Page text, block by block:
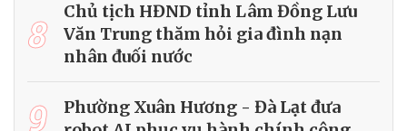
8
Chủ tịch HĐND tỉnh Lâm Đồng Lưu
Văn Trung thăm hỏi gia đình nạn
nhân đuối nước
9
Phường Xuân Hương - Đà Lạt đưa